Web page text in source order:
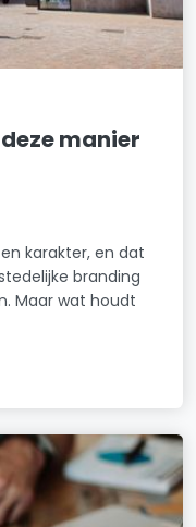
manier
karakter, en dat
branding
Maar wat houdt